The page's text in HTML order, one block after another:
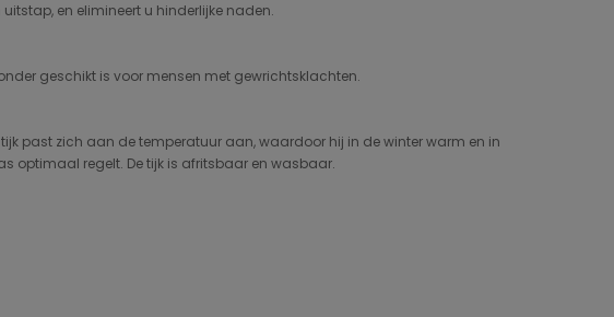
en elimineert u hinderlijke naden.
geschikt is voor mensen met gewrichtsklachten.
past zich aan de temperatuur aan, waardoor hij in de winter warm en in
optimaal regelt. De tijk is afritsbaar en wasbaar.